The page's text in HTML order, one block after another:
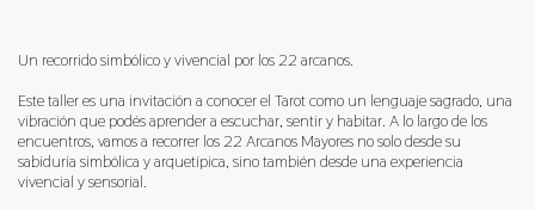
Un recorrido simbólico y vivencial por los 22 arcanos.
Este taller es una invitación a conocer el Tarot como un lenguaje sagrado, una
vibración que podés aprender a escuchar, sentir y habitar. A lo largo de los
encuentros, vamos a recorrer los 22 Arcanos Mayores no solo desde su
sabiduría simbólica y arquetípica, sino también desde una experiencia
vivencial y sensorial.